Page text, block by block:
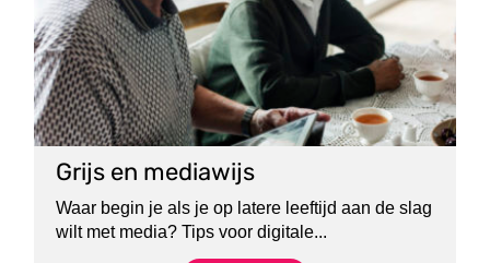
Grijs en mediawijs
Waar begin je als je op latere leeftijd aan de slag
wilt met media? Tips voor digitale...